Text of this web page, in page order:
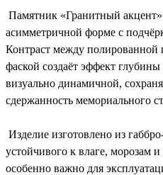
Памятник «Гранитный
асимметричной форме с
Контраст между полированной
фаской создаёт эффект
визуально динамичной,
сдержанность мемориального
Изделие изготовлено из
устойчивого к влаге, морозам
особенно важно для